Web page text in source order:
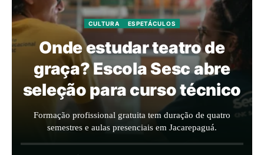
CULTURA ESPETÁCULOS
Onde estudar teatro de
graça? Escola Sesc abre
seleção para curso técnico
Formação profissional gratuita tem duração de quatro
semestres e aulas presenciais em Jacarepaguá.